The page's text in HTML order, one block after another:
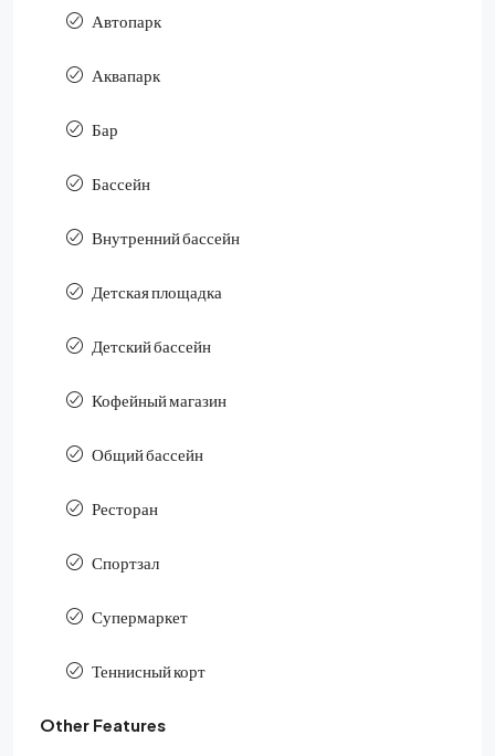
Автопарк
Аквапарк
Бар
Бассейн
Внутренний бассейн
Детская площадка
Детский бассейн
Кофейный магазин
Общий бассейн
Ресторан
Спортзал
Супермаркет
Теннисный корт
Other Features